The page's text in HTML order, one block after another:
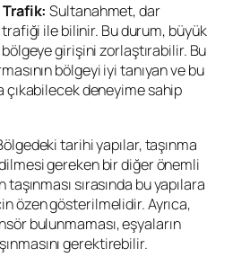
Trafik: Sultanahmet, dar
trafiği ile bilinir. Bu durum, büyük
girişini zorlaştırabilir. Bu
bölgeyi iyi tanıyan ve bu
deneyime sahip
tarihi yapılar, taşınma
gereken bir diğer önemli
sırasında bu yapılara
özen gösterilmelidir. Ayrıca,
bulunmaması, eşyaların
gerektirebilir.